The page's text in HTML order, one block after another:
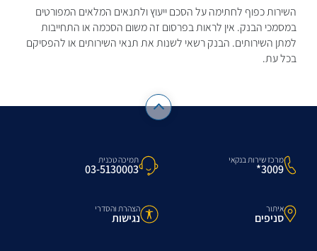
השירות כפוף לחתימה על הסכם ייעוץ ולתנאים המלאים המפורטים
במסמכי הבנק. אין לראות בפרסום זה משום הסכמה או התחייבות
למתן השירותים. הבנק רשאי לשנות את תנאי השירותים או להפסיקם
בכל עת.
מרכז שירות בנקאי
3009*
תמיכה טכנית
03-5130003
איתור
סניפים
הצהרת והסדרי
נגישות